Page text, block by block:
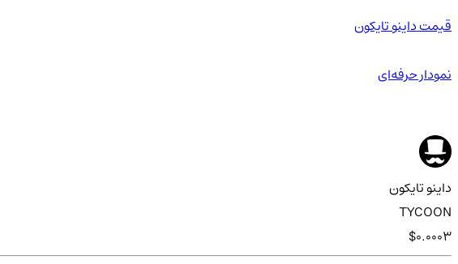
قیمت داینو تایکون
نمودار حرفه‌ای
داینو تایکون
TYCOON
$0.0003